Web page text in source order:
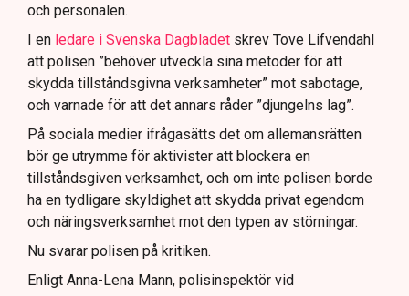
och personalen.
I en ledare i Svenska Dagbladet skrev Tove Lifvendahl
att polisen ”behöver utveckla sina metoder för att
skydda tillståndsgivna verksamheter” mot sabotage,
och varnade för att det annars råder ”djungelns lag”.
På sociala medier ifrågasätts det om allemansrätten
bör ge utrymme för aktivister att blockera en
tillståndsgiven verksamhet, och om inte polisen borde
ha en tydligare skyldighet att skydda privat egendom
och näringsverksamhet mot den typen av störningar.
Nu svarar polisen på kritiken.
Enligt Anna-Lena Mann, polisinspektör vid